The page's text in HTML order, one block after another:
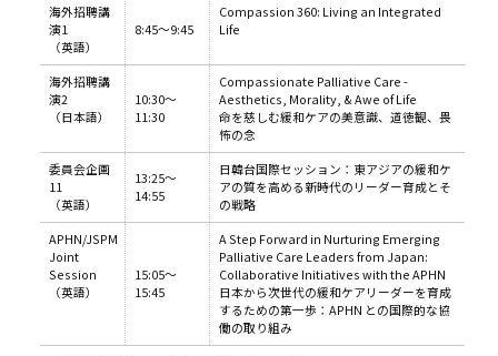
海外招聘講
演1
（英語）
8:45～9:45
Compassion 360: Living an Integrated
Life
海外招聘講
演2
（日本語）
10:30～
11:30
Compassionate Palliative Care -
Aesthetics, Morality, & Awe of Life
命を慈しむ緩和ケアの美意識、道徳観、畏
怖の念
委員会企画
11
（英語）
13:25～
14:55
日韓台国際セッション：東アジアの緩和ケ
アの質を高める新時代のリーダー育成とそ
の戦略
APHN/JSPM
Joint
Session
（英語）
15:05～
15:45
A Step Forward in Nurturing Emerging
Palliative Care Leaders from Japan:
Collaborative Initiatives with the APHN
日本から次世代の緩和ケアリーダーを育成
するための第一歩：APHN との国際的な協
働の取り組み